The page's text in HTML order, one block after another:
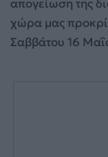
απογείωση της
χώρα μας
Σαββάτου 16